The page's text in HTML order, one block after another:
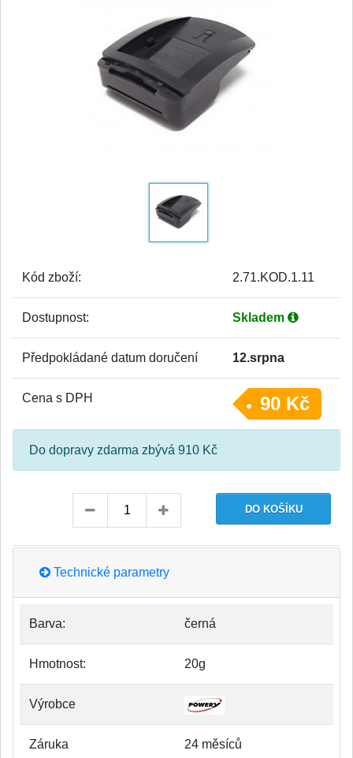
Kód zboží: 2.71.KOD.1.11
Dostupnost: Skladem
Předpokládané datum doručení 12.srpna
Cena s DPH 90 Kč
Do dopravy zdarma zbývá 910 Kč
Technické parametry
Barva: černá
Hmotnost: 20g
Výrobce
Záruka 24 měsíců